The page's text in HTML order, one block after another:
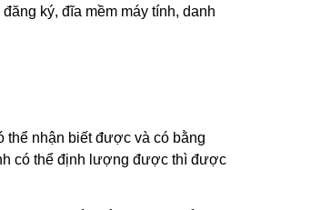
ký, đĩa mềm máy tính, danh
thể nhận biết được và có bằng
có thể định lượng được thì được